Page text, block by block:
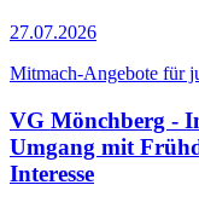
27.07.2026
Mitmach-Angebote für
VG Mönchberg -
Umgang mit
Interesse